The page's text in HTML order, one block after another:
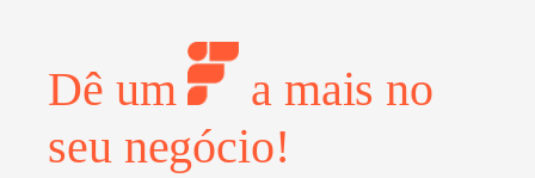
Dê um
a mais no
seu negócio!